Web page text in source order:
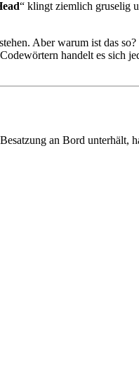
“ klingt ziemlich gruselig
Aber warum ist das
handelt es sich
an Bord unterhält,